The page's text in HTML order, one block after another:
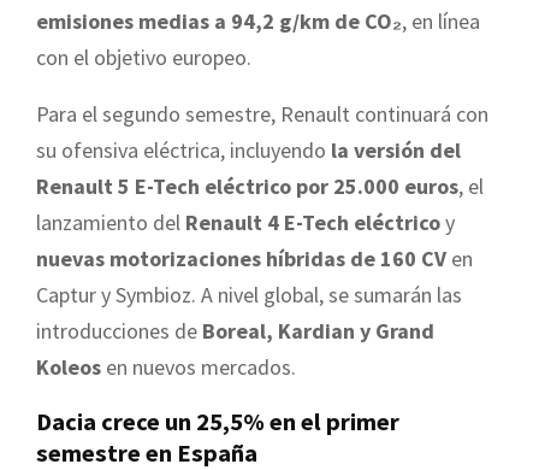
emisiones medias a 94,2 g/km de CO₂, en línea
con el objetivo europeo.
Para el segundo semestre, Renault continuará con
su ofensiva eléctrica, incluyendo la versión del
Renault 5 E-Tech eléctrico por 25.000 euros, el
lanzamiento del Renault 4 E-Tech eléctricoy
nuevas motorizaciones híbridas de 160 CV en
Captur y Symbioz. A nivel global, se sumarán las
introducciones de Boreal, Kardian y Grand
Koleos en nuevos mercados.
Dacia crece un 25,5% en el primer
semestre en España